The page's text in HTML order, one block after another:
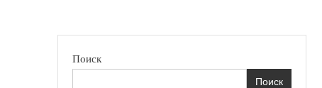
Поиск
Поиск